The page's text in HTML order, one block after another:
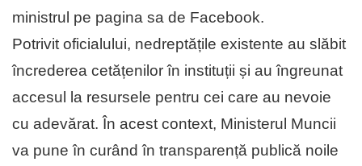
mi­nis­trul pe pagina sa de Facebook.
Potrivit oficialului, nedrep­tă­țile exis­tente au slăbit
în­cre­derea cetățenilor în ins­tituții și au îngreunat
accesul la resursele pentru cei care au nevoie
cu adevărat. În acest context, Minis­terul Muncii
va pune în curând în trans­pa­rență publică noile